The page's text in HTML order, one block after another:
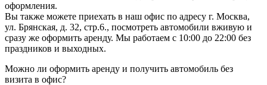
оформления.
Вы также можете приехать в наш офис по адресу г. Москва,
ул. Брянская, д. 32, стр.6., посмотреть автомобили вживую и
сразу же оформить аренду. Мы работаем с 10:00 до 22:00 без
праздников и выходных.
Можно ли оформить аренду и получить автомобиль без
визита в офис?